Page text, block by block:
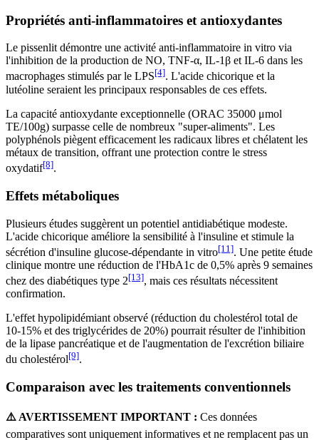
Propriétés anti-inflammatoires et antioxydantes
Le pissenlit démontre une activité anti-inflammatoire in vitro via
l'inhibition de la production de NO, TNF-α, IL-1β et IL-6 dans les
macrophages stimulés par le LPS[4]. L'acide chicorique et la
lutéoline seraient les principaux responsables de ces effets.
La capacité antioxydante exceptionnelle (ORAC 35000 μmol
TE/100g) surpasse celle de nombreux "super-aliments". Les
polyphénols piègent efficacement les radicaux libres et chélatent les
métaux de transition, offrant une protection contre le stress
oxydatif[8].
Effets métaboliques
Plusieurs études suggèrent un potentiel antidiabétique modeste.
L'acide chicorique améliore la sensibilité à l'insuline et stimule la
sécrétion d'insuline glucose-dépendante in vitro[11]. Une petite étude
clinique montre une réduction de l'HbA1c de 0,5% après 9 semaines
chez des diabétiques type 2[13], mais ces résultats nécessitent
confirmation.
L'effet hypolipidémiant observé (réduction du cholestérol total de
10-15% et des triglycérides de 20%) pourrait résulter de l'inhibition
de la lipase pancréatique et de l'augmentation de l'excrétion biliaire
du cholestérol[9].
Comparaison avec les traitements conventionnels
⚠️ AVERTISSEMENT IMPORTANT : Ces données
comparatives sont uniquement informatives et ne remplacent pas un